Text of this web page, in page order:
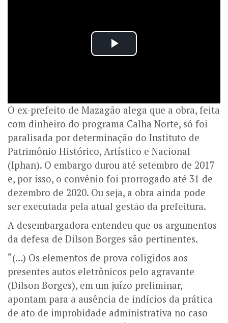
O ex-prefeito de Mazagão alega que a obra, feita
com dinheiro do programa Calha Norte, só foi
paralisada por determinação do Instituto de
Patrimônio Histórico, Artístico e Nacional
(Iphan). O embargo durou até setembro de 2017
e, por isso, o convênio foi prorrogado até 31 de
dezembro de 2020. Ou seja, a obra ainda pode
ser executada pela atual gestão da prefeitura.
A desembargadora entendeu que os argumentos
da defesa de Dilson Borges são pertinentes.
“(…) Os elementos de prova coligidos aos
presentes autos eletrônicos pelo agravante
(Dilson Borges), em um juízo preliminar,
apontam para a ausência de indícios da prática
de ato de improbidade administrativa no caso